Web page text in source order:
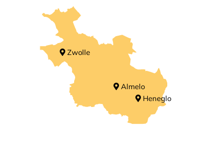
Zwolle
Almelo
Heneglo